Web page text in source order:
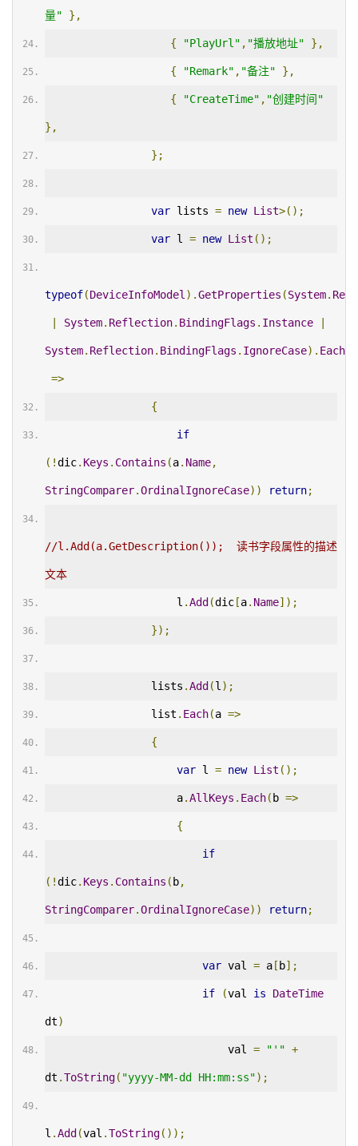
量" },
{ "PlayUrl" , "播放地址" },
{ "Remark" , "备注" },
{ "CreateTime" , "创建时间"
},
};
var lists = new List>();
var l = new List ();
typeof(DeviceInfoModel ).GetProperties (System.
System. Reflection. BindingFlags . Instance
System. Reflection. BindingFlags . IgnoreCase). Each(
=>
{
if
(!dic. Keys . Contains (a. Name,
StringComparer.OrdinalIgnoreCase)) return;
//l.Add(a.GetDescription());  读书字段属性的描述
文本
                    l
.Add (dic[a. Name]);
});
                lists
.Add (l );
                list
. Each(a =>
{
var l = new List ();
                    a
.AllKeys . Each( b =>
{
if
(!dic. Keys . Contains ( b,
StringComparer.OrdinalIgnoreCase)) return;
var val = a[ b];
if (val is DateTime
dt)
                            val
= "'" +
dt .ToString( "yyyy-MM-dd HH:mm:ss");
l .Add (val .ToString());